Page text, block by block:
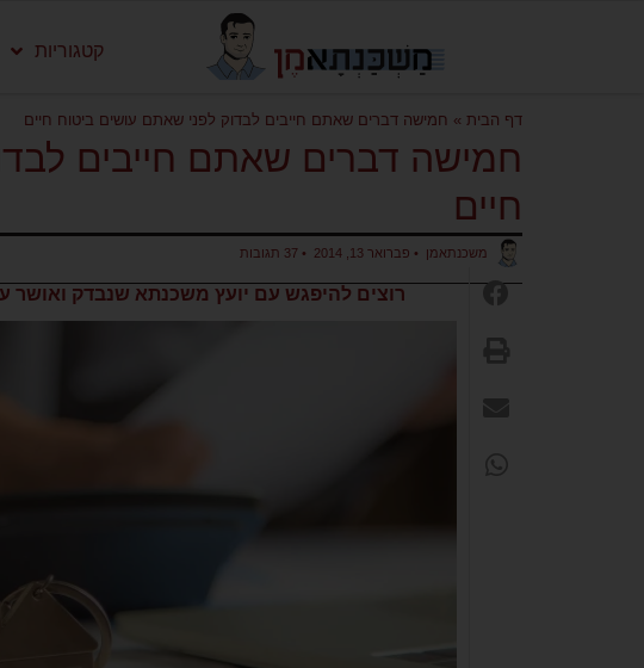
קטגוריות
דף הבית » חמישה דברים שאתם חייבים לבדוק לפני שאתם עושים ביטוח חיים
חמישה דברים שאתם חייבים
חיים
משכנתאמן • פברואר 13, 2014 •
רוצים להיפגש עם יועץ משכנתא שנבדק ואושר